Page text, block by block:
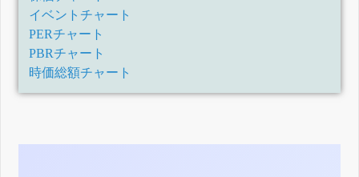
イベントチャート
PERチャート
PBRチャート
時価総額チャート